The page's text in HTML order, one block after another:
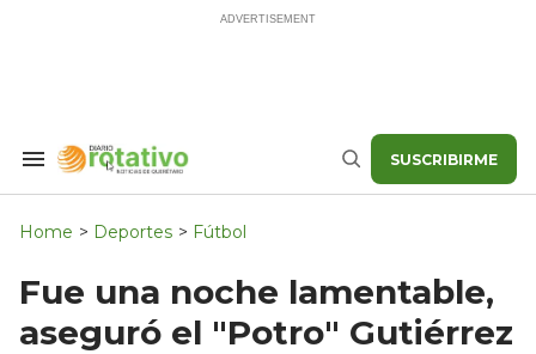
Search
Navigation
Buscar SUSCRIBIRME
Home > Deportes > Fútbol
Fue una noche lamentable,
aseguró el "Potro" Gutiérrez